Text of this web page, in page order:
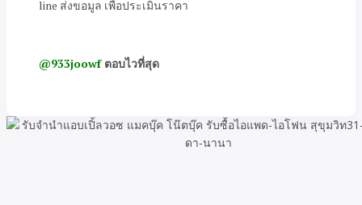
line ส่งขอมูล เพื่อประเมินราคา
@933joowfตอบไวที่สุด